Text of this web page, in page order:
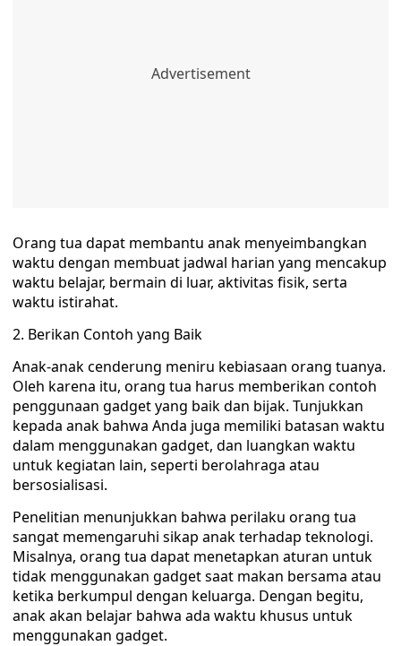
Orang tua dapat membantu anak menyeimbangkan
waktu dengan membuat jadwal harian yang mencakup
waktu belajar, bermain di luar, aktivitas fisik, serta
waktu istirahat.
2. Berikan Contoh yang Baik
Anak-anak cenderung meniru kebiasaan orang tuanya.
Oleh karena itu, orang tua harus memberikan contoh
penggunaan gadget yang baik dan bijak. Tunjukkan
kepada anak bahwa Anda juga memiliki batasan waktu
dalam menggunakan gadget, dan luangkan waktu
untuk kegiatan lain, seperti berolahraga atau
bersosialisasi.
Penelitian menunjukkan bahwa perilaku orang tua
sangat memengaruhi sikap anak terhadap teknologi.
Misalnya, orang tua dapat menetapkan aturan untuk
tidak menggunakan gadget saat makan bersama atau
ketika berkumpul dengan keluarga. Dengan begitu,
anak akan belajar bahwa ada waktu khusus untuk
menggunakan gadget.